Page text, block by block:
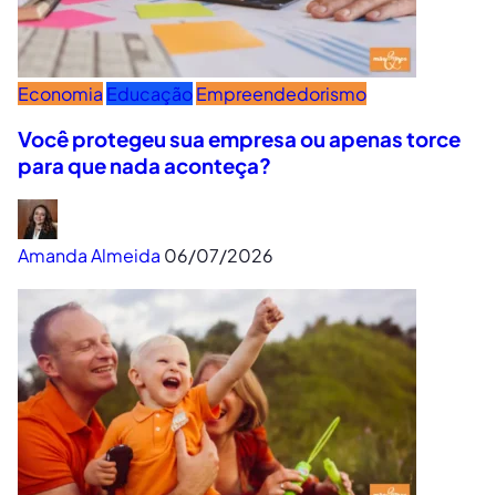
Economia EducaçãoEmpreendedorismo
Você protegeu sua empresa ou apenas torce
para que nada aconteça?
Amanda Almeida 06/07/2026